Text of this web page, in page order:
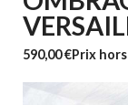
590,00 €Prix